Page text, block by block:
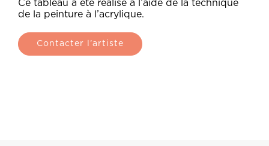
Ce tableau a été réalisé à l’aide de la technique
de la peinture à l’acrylique.
Contacter l’artiste